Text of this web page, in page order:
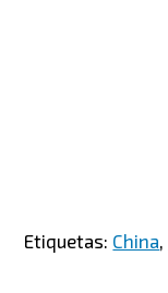
Etiquetas: China,